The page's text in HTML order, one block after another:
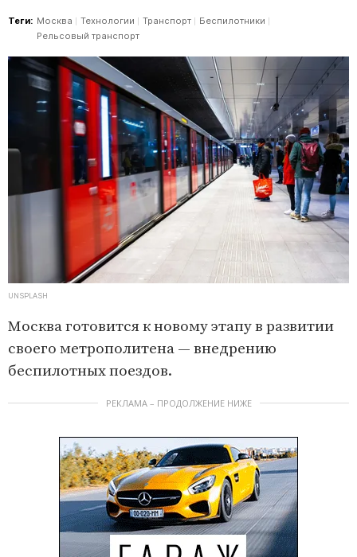
Теги: Москва Технологии Транспорт
Беспилотники
Рельсовый транспорт
UNSPLASH
Москва готовится к новому этапу в развитии
своего метрополитена — внедрению
беспилотных поездов.
РЕКЛАМА – ПРОДОЛЖЕНИЕ НИЖЕ